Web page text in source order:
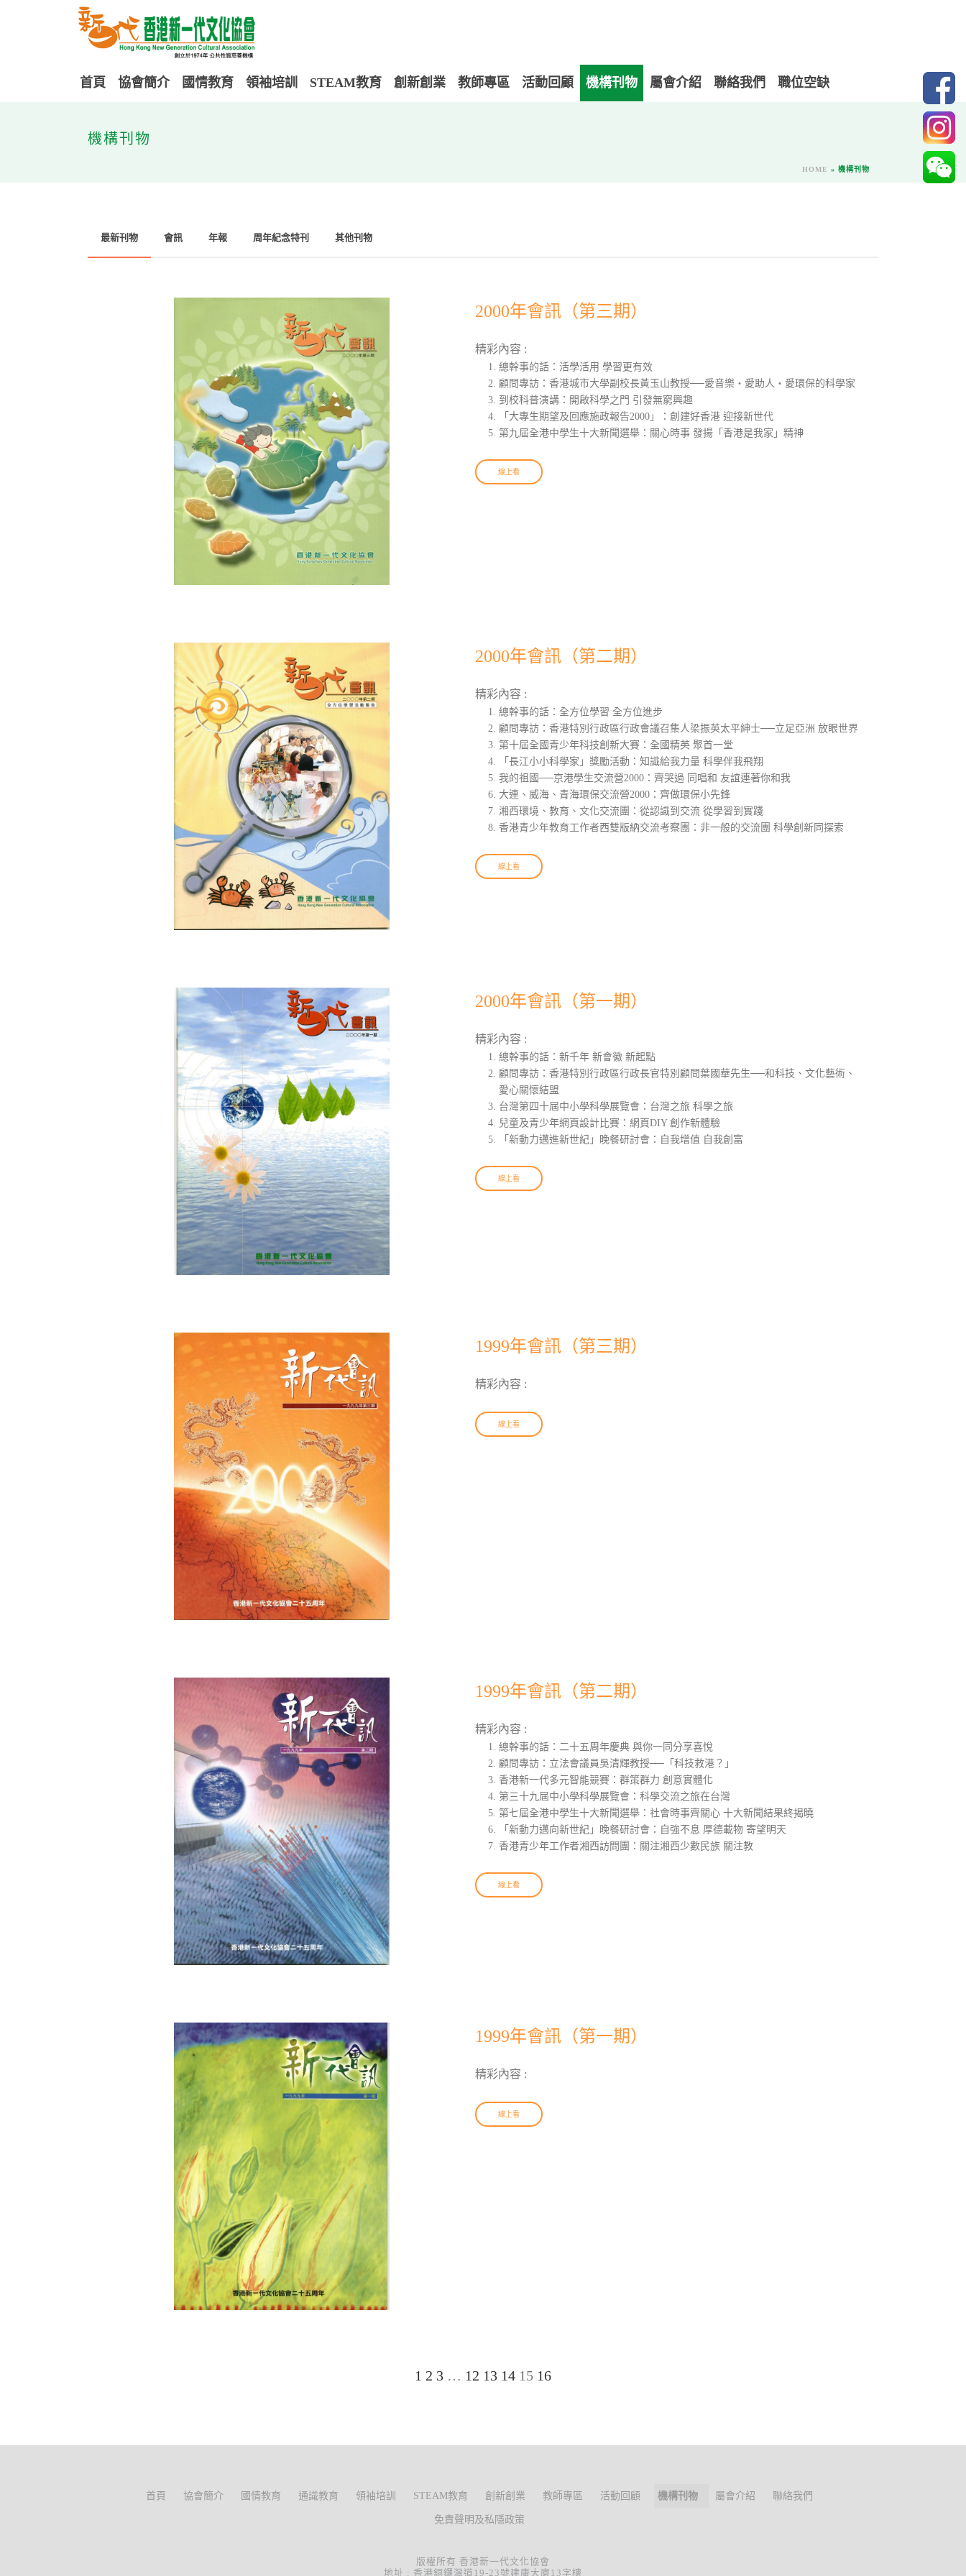
首頁 協會簡介 國情教育 領袖培訓 STEAM教育 創新創業 教師專區 活動回顧 機構刊物 屬會介紹 聯絡我們 職位空缺
機構刊物
HOME » 機構刊物
最新刊物 會訊 年報 周年紀念特刊 其他刊物
2000年會訊（第三期）
精彩內容 :
總幹事的話：活學活用 學習更有效
顧問專訪：香港城市大學副校長黃玉山教授──愛音樂‧愛助人‧愛環保的科學家
到校科普演講：開啟科學之門 引發無窮興趣
「大專生期望及回應施政報告2000」：創建好香港 迎接新世代
第九屆全港中學生十大新聞選舉：關心時事 發揚「香港是我家」精神
線上看
2000年會訊（第二期）
精彩內容 :
總幹事的話：全方位學習 全方位進步
顧問專訪：香港特別行政區行政會議召集人梁振英太平紳士──立足亞洲 放眼世界
第十屆全國青少年科技創新大賽：全國精英 聚首一堂
「長江小小科學家」獎勵活動：知識給我力量 科學伴我飛翔
我的祖國──京港學生交流營2000：齊哭過 同唱和 友誼連著你和我
大連、威海、青海環保交流營2000：齊做環保小先鋒
湘西環境、教育、文化交流團：從認識到交流 從學習到實踐
香港青少年教育工作者西雙版納交流考察團：非一般的交流團 科學創新同探索
線上看
2000年會訊（第一期）
精彩內容 :
總幹事的話：新千年 新會徽 新起點
顧問專訪：香港特別行政區行政長官特別顧問葉國華先生──和科技、文化藝術、
愛心關懷結盟
台灣第四十屆中小學科學展覽會：台灣之旅 科學之旅
兒童及青少年網頁設計比賽：網頁DIY 創作新體驗
「新動力邁進新世紀」晚餐研討會：自我增值 自我創富
線上看
1999年會訊（第三期）
精彩內容 :
線上看
1999年會訊（第二期）
精彩內容 :
總幹事的話：二十五周年慶典 與你一同分享喜悅
顧問專訪：立法會議員吳清輝教授──「科技救港？」
香港新一代多元智能競賽：群策群力 創意實體化
第三十九屆中小學科學展覽會：科學交流之旅在台灣
第七屆全港中學生十大新聞選舉：社會時事齊關心 十大新聞結果終揭曉
「新動力邁向新世紀」晚餐研討會：自強不息 厚德載物 寄望明天
香港青少年工作者湘西訪問團：關注湘西少數民族 關注教
線上看
1999年會訊（第一期）
精彩內容 :
線上看
1 2 3 … 12 13 14 15 16
首頁 協會簡介 國情教育 通識教育 領袖培訓 STEAM教育 創新創業 教師專區 活動回顧 機構刊物 屬會介紹 聯絡我們
免責聲明及私隱政策
版權所有 香港新一代文化協會
地址 : 香港銅鑼灣道19-23號建康大廈13字樓